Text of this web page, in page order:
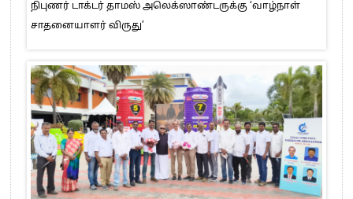
நிபுணர் டாக்டர் தாமஸ் அலெக்ஸாண்டருக்கு ‘வாழ்நாள்
சாதனையாளர் விருது’